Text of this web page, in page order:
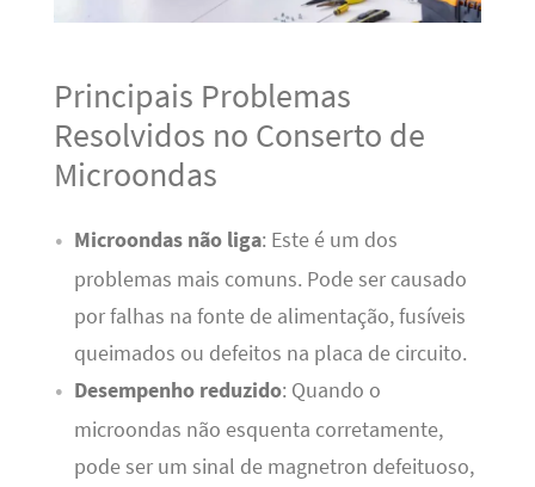
Principais Problemas
Resolvidos no Conserto de
Microondas
Microondas não liga: Este é um dos
problemas mais comuns. Pode ser causado
por falhas na fonte de alimentação, fusíveis
queimados ou defeitos na placa de circuito.
Desempenho reduzido: Quando o
microondas não esquenta corretamente,
pode ser um sinal de magnetron defeituoso,